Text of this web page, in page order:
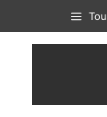
contenu